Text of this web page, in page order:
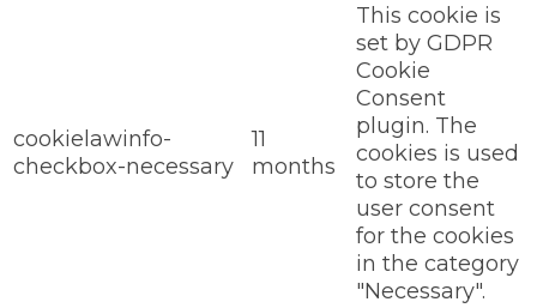
cookielawinfo-
checkbox-necessary
11
months
This cookie is
set by GDPR
Cookie
Consent
plugin. The
cookies is used
to store the
user consent
for the cookies
in the category
"Necessary".